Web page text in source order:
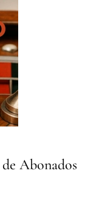
Abonados